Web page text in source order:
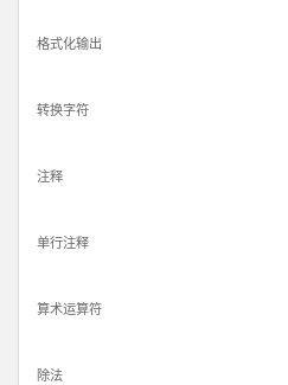
格式化输出
转换字符
注释
单行注释
算术运算符
除法